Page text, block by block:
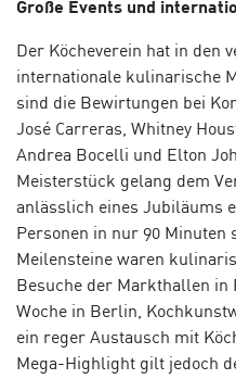
Große Events und
Der Köcheverein hat in den
internationale kulinarische
sind die Bewirtungen bei
José Carreras, Whitney
Andrea Bocelli und Elton
Meisterstück gelang dem
anlässlich eines Jubiläums
Personen in nur 90 Minuten
Meilensteine waren
Besuche der Markthallen in
Woche in Berlin,
ein reger Austausch mit
Mega-Highlight gilt jedoch